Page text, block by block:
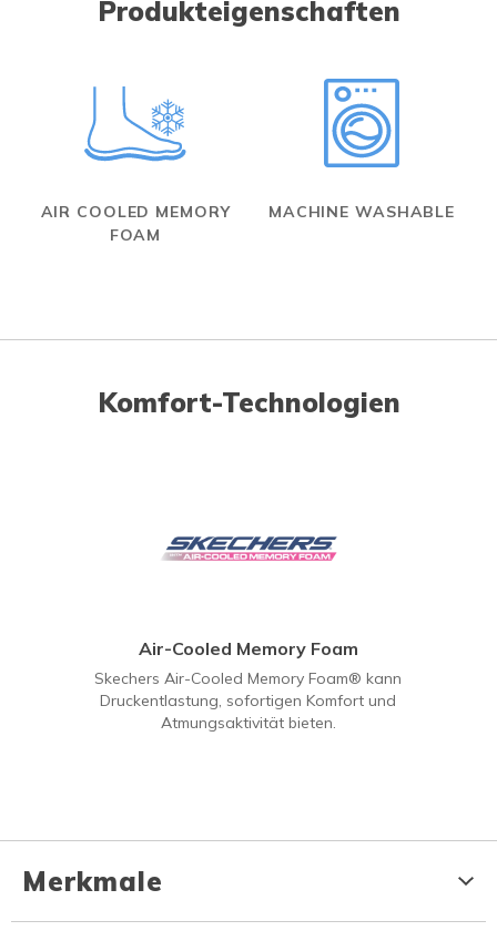
Produkteigenschaften
AIR COOLED MEMORY
FOAM
MACHINE WASHABLE
Komfort-Technologien
Air-Cooled Memory Foam
Skechers Air-Cooled Memory Foam® kann
Druckentlastung, sofortigen Komfort und
Atmungsaktivität bieten.
Merkmale